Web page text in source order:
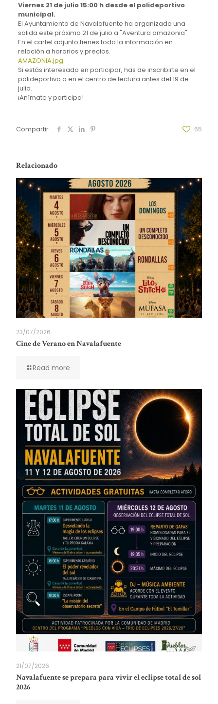
Viernes 21 de julio 15:00 h desde el polideportivo
municipal.
El Ayuntamiento de Navalafuente ha organizado una
salida este próximo 21 de julio a "Aventura amazonia".
En el cartel adjunto tienes toda la información en
relación a horarios y precios.
AMAZONIA.jpg
Si estás interesado en participar, has de inscribirte en el
polideportivo o en el centro de lectura antes del 19 de
julio.
¡Anímate y participa!
Compartir 65
Relacionado
23/07/2026
Cine de Verano en Navalafuente
Read more
21/07/2026
Navalafuente se prepara para vivir el eclipse total de sol
2026